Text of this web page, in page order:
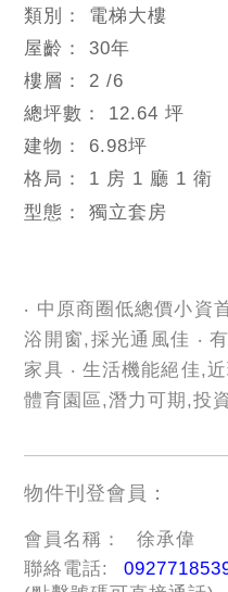
類別： 電梯大樓
屋齡：30年
樓層： 2 /6
總坪數： 12.64 坪
建物： 6.98坪
格局： 1 房 1 廳 1 衛
型態：獨立套房
‧ 中原商圈低總價小資
浴開窗,採光通風佳 ‧
家具 ‧ 生活機能絕佳,
體育園區,潛力可期,投
物件刊登會員：
會員名稱：
徐承偉
聯絡電話: